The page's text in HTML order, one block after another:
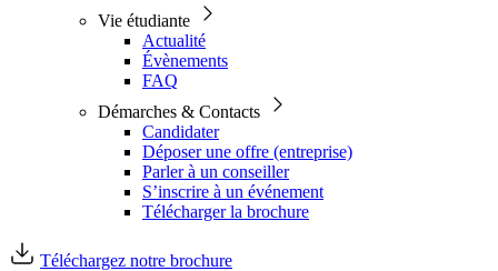
Vie étudiante
Actualité
Évènements
FAQ
Démarches & Contacts
Candidater
Déposer une offre (entreprise)
Parler à un conseiller
S’inscrire à un événement
Télécharger la brochure
Téléchargez notre brochure